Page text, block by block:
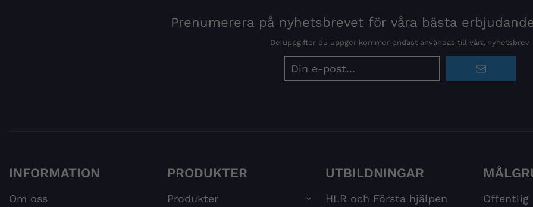
Prenumerera på nyhetsbrevet för våra bästa
De uppgifter du uppger kommer endast användas till våra nyhetsbrev
postadress
INFORMATION
Om oss
PRODUKTER
Produkter
UTBILDNINGAR
HLR och Första hjälpen
Offentlig